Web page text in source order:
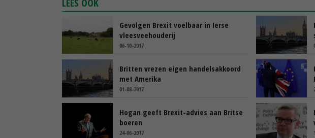
Gevolgen Brexit voelbaar in Ierse
vleesveehouderij
06-10-2017
Britten vrezen eigen handelsakkoord
met Amerika
01-08-2017
Hogan geeft Brexit-advies aan Britse
boeren
24-06-2017